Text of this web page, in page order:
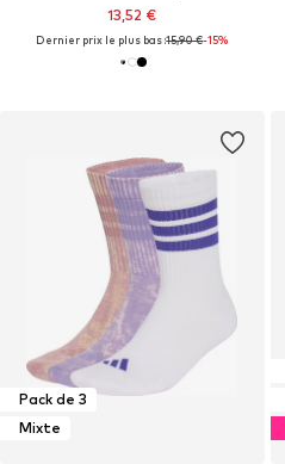
13,52 €
Dernier prix le plus bas :15,90 €-15%
Pack de 3
Mixte